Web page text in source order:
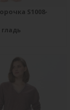
S1008-